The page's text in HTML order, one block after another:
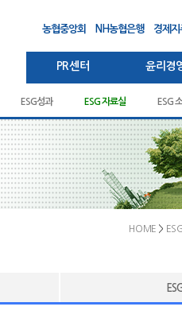
농협중앙회 NH농협은행 경제지
자회사 소개 회사위치
포괄손익계산서 IR정보
ESG성과 ESG 자료실 ESG
PR센터
입찰공고 NH금융연구소 리포
윤리경
윤리강령 임직원 행동강령 윤
고객정보 취급방침 개인정보 처리방
HOME >